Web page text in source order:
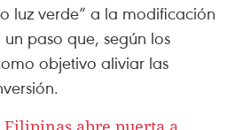
luz verde” a la modificación
paso que, según los
objetivo aliviar las